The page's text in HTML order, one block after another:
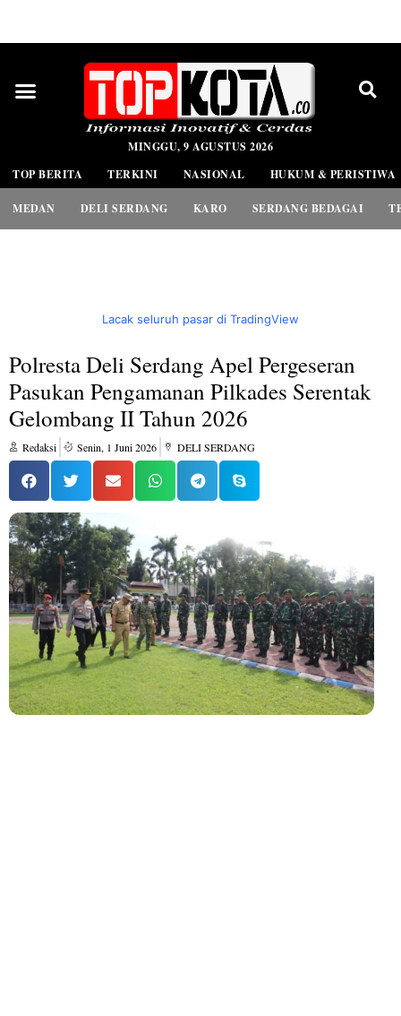
MINGGU, 9 AGUSTUS 2026
TOP BERITA
TERKINI NASIONAL HUKUM & PERISTIWA
MEDAN DELI SERDANG KARO SERDANG BEDAGAI
Lacak seluruh pasar di TradingView
Polresta Deli Serdang Apel Pergeseran
Pasukan Pengamanan Pilkades Serentak
Gelombang II Tahun 2026
Redaksi Senin, 1 Juni 2026 DELI SERDANG